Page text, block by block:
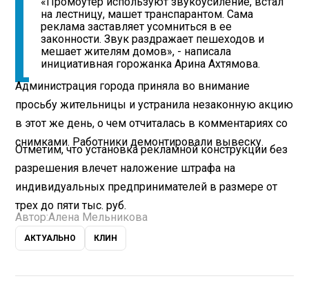
на лестницу, машет транспарантом. Сама
реклама заставляет усомниться в ее
законности. Звук раздражает пешеходов и
мешает жителям домов», - написала
инициативная горожанка Арина Ахтямова.
Администрация города приняла во внимание
просьбу жительницы и устранила незаконную акцию
в этот же день, о чем отчиталась в комментариях со
снимками. Работники демонтировали вывеску.
Отметим, что установка рекламной конструкции без
разрешения влечет наложение штрафа на
индивидуальных предпринимателей в размере от
трех до пяти тыс. руб.
Автор:Алена Мельникова
АКТУАЛЬНО КЛИН